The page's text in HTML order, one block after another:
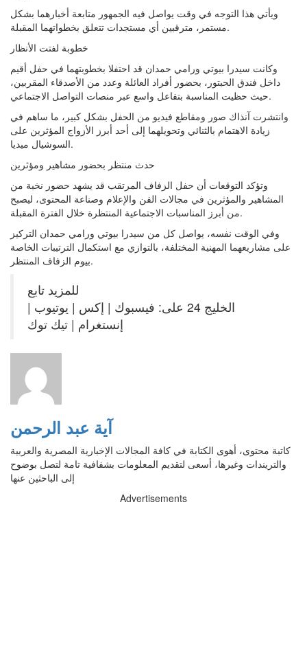
ويأتي هذا التوجه في وقت يواصل فيه الجمهور متابعة أخبارهما بشكل
مستمر، مترقبين أي مستجدات تتعلق بخطواتهما المقبلة.
خطوبة لفتت الأنظار
وكانت سيدرا بيوتي ورامي حمدان قد احتفلا بخطوبتهما في حفل أقيم
داخل فندق الحبتور، بحضور أفراد العائلة وعدد من الأصدقاء المقربين،
حيث حظيت المناسبة بتفاعل واسع عبر منصات التواصل الاجتماعي.
وانتشرت آنذاك صور ومقاطع فيديو من الحفل بشكل كبير، ما ساهم في
زيادة الاهتمام بالثنائي وتحويلهما إلى أحد أبرز الأزواج المؤثرين على
السوشيال ميديا.
حدث منتظر بحضور مشاهير ومؤثرين
وتؤكد التوقعات أن حفل الزفاف المرتقب قد يشهد حضور نخبة من
المشاهير والمؤثرين في مجالات الفن والإعلام وصناعة المحتوى، ليصبح
من أبرز المناسبات الاجتماعية المنتظرة خلال الفترة المقبلة.
وفي الوقت نفسه، يواصل كل من سيدرا بيوتي ورامي حمدان التركيز
على مشاريعهما المهنية المختلفة، بالتوازي مع استكمال الترتيبات الخاصة
بيوم الزفاف المنتظر.
للمزيد تابع
الخليج 24 على: فيسبوك | إكس | يوتيوب |
إنستغرام | تيك توك
آية عبد الرحمن
كاتبة محتوى، أهوى الكتابة في كافة المجالات الإخبارية المصرية والعربية
والتريندات وغيرها، أسعى لتقديم المعلومات بشفافية تامة لتصل بوضوح
إلى الباحثين عنها
Advertisements